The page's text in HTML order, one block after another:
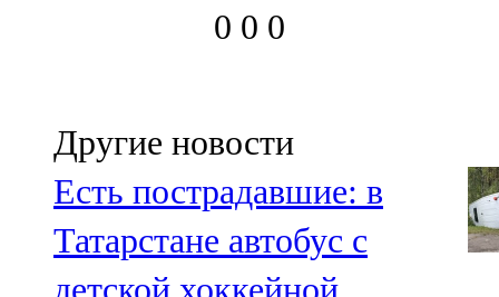
0 0 0
Другие новости
Есть пострадавшие: в
Татарстане автобус с